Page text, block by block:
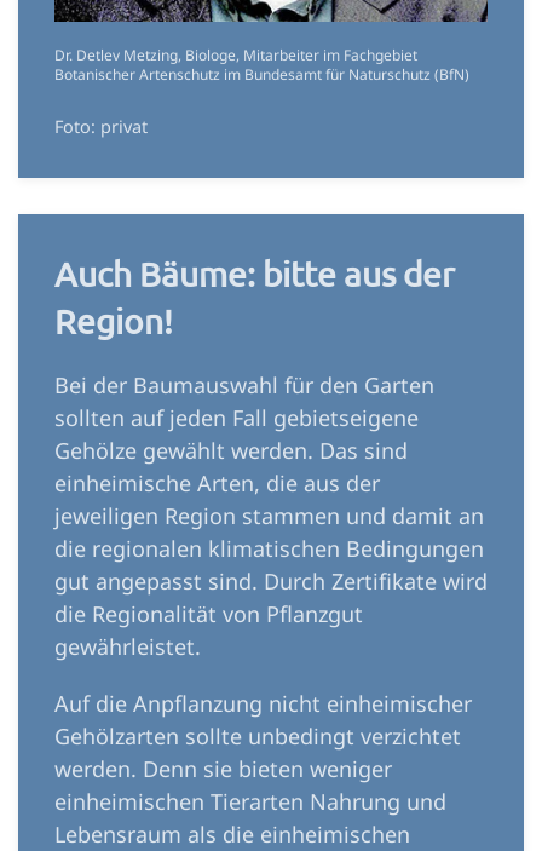
Dr. Detlev Metzing, Biologe, Mitarbeiter im Fachgebiet
Botanischer Artenschutz im Bundesamt für Naturschutz (BfN)
Foto: privat
Auch Bäume: bitte aus der
Region!
Bei der Baumauswahl für den Garten
sollten auf jeden Fall gebietseigene
Gehölze gewählt werden. Das sind
einheimische Arten, die aus der
jeweiligen Region stammen und damit an
die regionalen klimatischen Bedingungen
gut angepasst sind. Durch Zertifikate wird
die Regionalität von Pflanzgut
gewährleistet.
Auf die Anpflanzung nicht einheimischer
Gehölzarten sollte unbedingt verzichtet
werden. Denn sie bieten weniger
einheimischen Tierarten Nahrung und
Lebensraum als die einheimischen